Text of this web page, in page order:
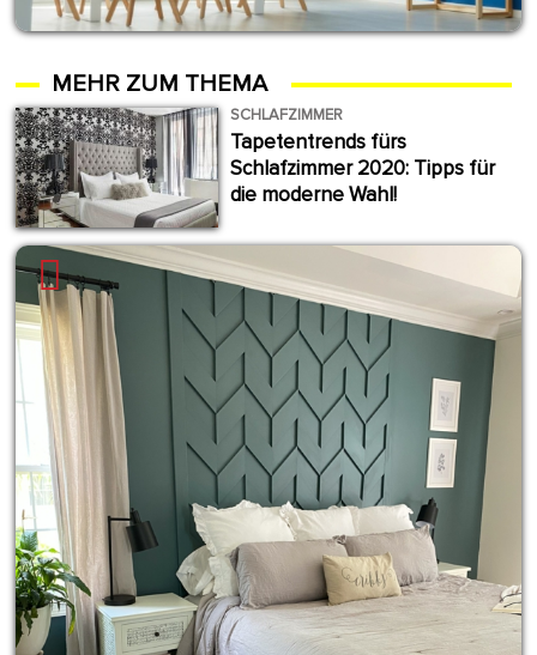
MEHR ZUM THEMA
SCHLAFZIMMER
Tapetentrends fürs
Schlafzimmer 2020: Tipps für
die moderne Wahl!